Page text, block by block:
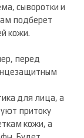
сыворотки и
подберет
кожи.
перед
для лица, а
притоку
кожи, а